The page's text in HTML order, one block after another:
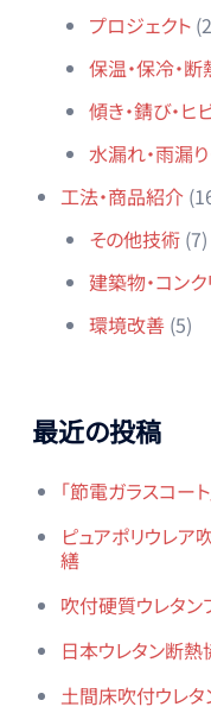
プロジェクト
保温・保冷・断
傾き・錆び・ヒ
水漏れ・雨漏り
工法・商品紹介
その他技術(7)
建築物・コン
環境改善(5)
最近の投稿
「節電ガラスコー
ピュアポリウレ
繕
吹付硬質ウレタ
日本ウレタン断
土間床吹付ウレ